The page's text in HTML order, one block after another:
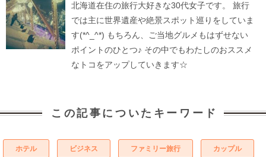
北海道在住の旅行大好きな30代女子です。 旅行
では主に世界遺産や絶景スポット巡りをしていま
す(*^_^*) もちろん、ご当地グルメもはずせない
ポイントのひとつ♪ その中でもわたしのおススメ
なトコをアップしていきます☆
この記事についたキーワード
ホテル ビジネス ファミリー旅行 カップル